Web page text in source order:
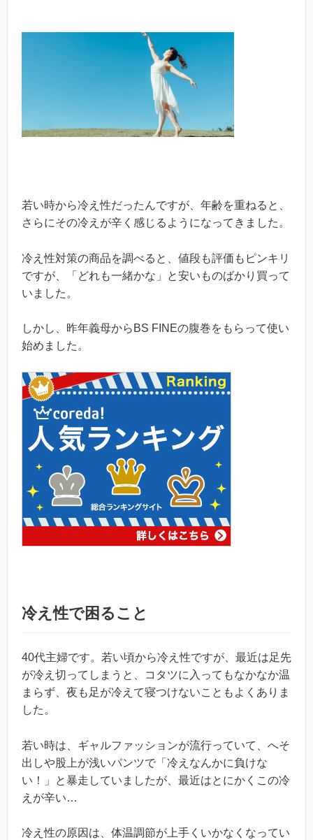
若い時から冷え性だったんですが、年齢を重ねると、
さらにその冷えが辛く感じるようになってきました。
冷え性対策の商品を調べると、値段も評価もピンキリ
ですが、「どれも一緒かな」と安いものばかり買って
いました。
しかし、昨年義母からBS FINEの腹巻をもらって使い
始めました。
冷え性で困ること
40代主婦です。若い頃から冷え性ですが、最近は足先
が冷え切ってしまうと、コタツに入ってもなかなか温
まらず、夜も足が冷えて寝つけないこともよくありま
した。
若い時は、ギャルファッションが流行っていて、へそ
出しや股上が浅いパンツで「冷えなんかに負けな
い！」と暴走していましたが、最近はとにかくこの冷
えが辛い…
冷え性の原因は、体温調節が上手くいかなくなってい